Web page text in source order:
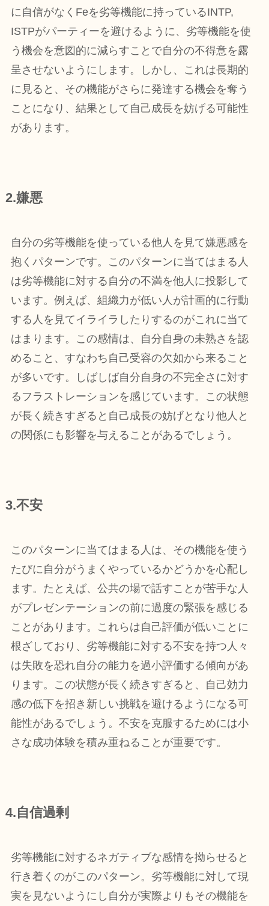
に自信がなくFeを劣等機能に持っているINTP,
ISTPがパーティーを避けるように、劣等機能を使
う機会を意図的に減らすことで自分の不得意を露
呈させないようにします。しかし、これは長期的
に見ると、その機能がさらに発達する機会を奪う
ことになり、結果として自己成長を妨げる可能性
があります。
2.嫌悪
自分の劣等機能を使っている他人を見て嫌悪感を
抱くパターンです。このパターンに当てはまる人
は劣等機能に対する自分の不満を他人に投影して
います。例えば、組織力が低い人が計画的に行動
する人を見てイライラしたりするのがこれに当て
はまります。この感情は、自分自身の未熟さを認
めること、すなわち自己受容の欠如から来ること
が多いです。しばしば自分自身の不完全さに対す
るフラストレーションを感じています。この状態
が長く続きすぎると自己成長の妨げとなり他人と
の関係にも影響を与えることがあるでしょう。
3.不安
このパターンに当てはまる人は、その機能を使う
たびに自分がうまくやっているかどうかを心配し
ます。たとえば、公共の場で話すことが苦手な人
がプレゼンテーションの前に過度の緊張を感じる
ことがあります。これらは自己評価が低いことに
根ざしており、劣等機能に対する不安を持つ人々
は失敗を恐れ自分の能力を過小評価する傾向があ
ります。この状態が長く続きすぎると、自己効力
感の低下を招き新しい挑戦を避けるようになる可
能性があるでしょう。不安を克服するためには小
さな成功体験を積み重ねることが重要です。
4.自信過剰
劣等機能に対するネガティブな感情を拗らせると
行き着くのがこのパターン。劣等機能に対して現
実を見ないようにし自分が実際よりもその機能を